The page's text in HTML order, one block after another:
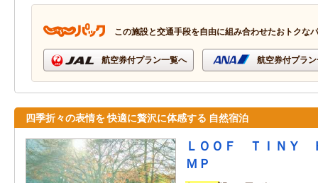
この施設と交通手段を自由に組み合わせたおトクな
航空券付プラン一覧へ 航空券付プラ
四季折々の表情を 快適に贅沢に体感する 自然宿泊
ＬＯＯＦ ＴＩＮＹ
ＭＰ